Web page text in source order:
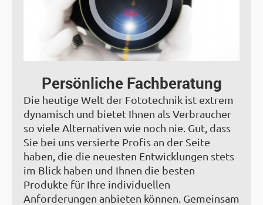
Persönliche Fachberatung
Die heutige Welt der Fototechnik ist extrem
dynamisch und bietet Ihnen als Verbraucher
so viele Alternativen wie noch nie. Gut, dass
Sie bei uns versierte Profis an der Seite
haben, die die neuesten Entwicklungen stets
im Blick haben und Ihnen die besten
Produkte für Ihre individuellen
Anforderungen anbieten können. Gemeinsam